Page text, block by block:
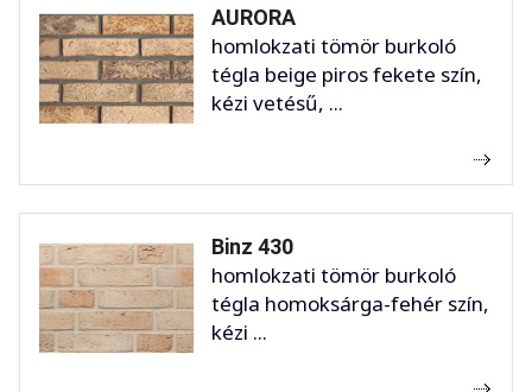
AURORA
homlokzati tömör burkoló
tégla beige piros fekete szín,
kézi vetésű, ...
Binz 430
homlokzati tömör burkoló
tégla homoksárga-fehér szín,
kézi ...